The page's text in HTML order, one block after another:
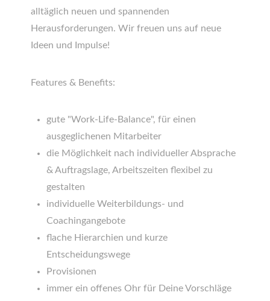
alltäglich neuen und spannenden
Herausforderungen. Wir freuen uns auf neue
Ideen und Impulse!
Features & Benefits:
gute "Work-Life-Balance", für einen
ausgeglichenen Mitarbeiter
die Möglichkeit nach individueller Absprache
& Auftragslage, Arbeitszeiten flexibel zu
gestalten
individuelle Weiterbildungs- und
Coachingangebote
flache Hierarchien und kurze
Entscheidungswege
Provisionen
immer ein offenes Ohr für Deine Vorschläge